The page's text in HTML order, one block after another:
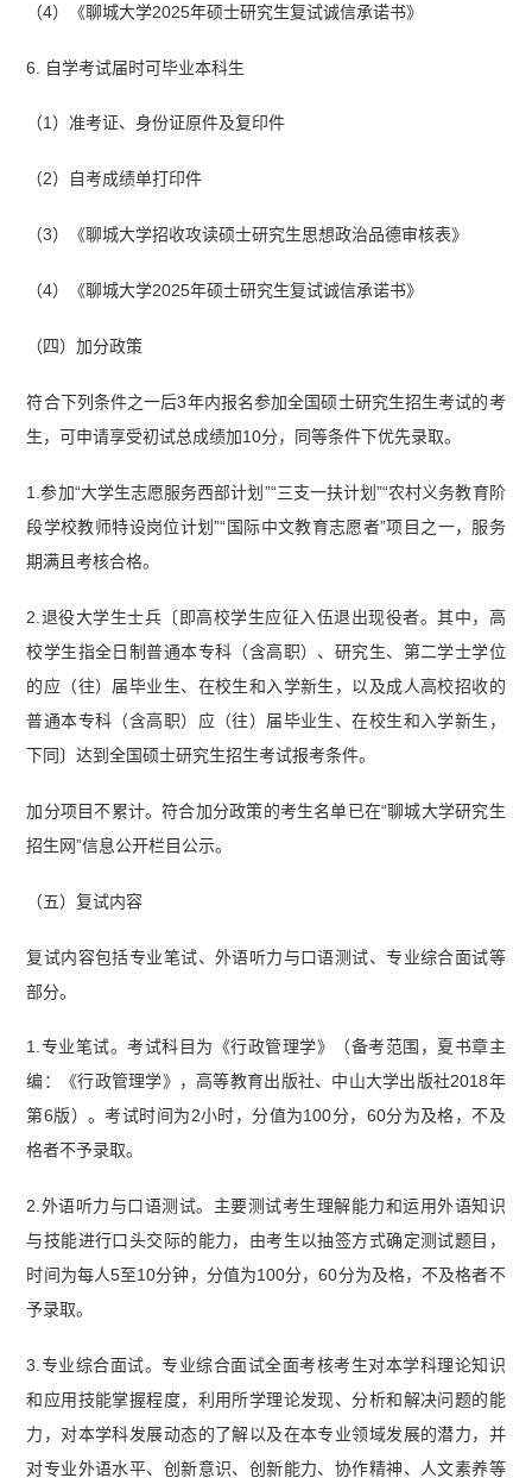
（4）《聊城大学2025年硕士研究生复试诚信承诺书》
6. 自学考试届时可毕业本科生
（1）准考证、身份证原件及复印件
（2）自考成绩单打印件
（3）《聊城大学招收攻读硕士研究生思想政治品德审核表》
（4）《聊城大学2025年硕士研究生复试诚信承诺书》
（四）加分政策
符合下列条件之一后3年内报名参加全国硕士研究生招生考试的考
生，可申请享受初试总成绩加10分，同等条件下优先录取。
1.参加“大学生志愿服务西部计划”“三支一扶计划”“农村义务教育阶
段学校教师特设岗位计划”“国际中文教育志愿者”项目之一，服务
期满且考核合格。
2.退役大学生士兵〔即高校学生应征入伍退出现役者。其中，高
校学生指全日制普通本专科（含高职）、研究生、第二学士学位
的应（往）届毕业生、在校生和入学新生，以及成人高校招收的
普通本专科（含高职）应（往）届毕业生、在校生和入学新生，
下同〕达到全国硕士研究生招生考试报考条件。
加分项目不累计。符合加分政策的考生名单已在“聊城大学研究生
招生网”信息公开栏目公示。
（五）复试内容
复试内容包括专业笔试、外语听力与口语测试、专业综合面试等
部分。
1.专业笔试。考试科目为《行政管理学》（备考范围，夏书章主
编：《行政管理学》，高等教育出版社、中山大学出版社2018年
第6版）。考试时间为2小时，分值为100分，60分为及格，不及
格者不予录取。
2.外语听力与口语测试。主要测试考生理解能力和运用外语知识
与技能进行口头交际的能力，由考生以抽签方式确定测试题目，
时间为每人5至10分钟，分值为100分，60分为及格，不及格者不
予录取。
3.专业综合面试。专业综合面试全面考核考生对本学科理论知识
和应用技能掌握程度，利用所学理论发现、分析和解决问题的能
力，对本学科发展动态的了解以及在本专业领域发展的潜力，并
对专业外语水平、创新意识、创新能力、协作精神、人文素养等